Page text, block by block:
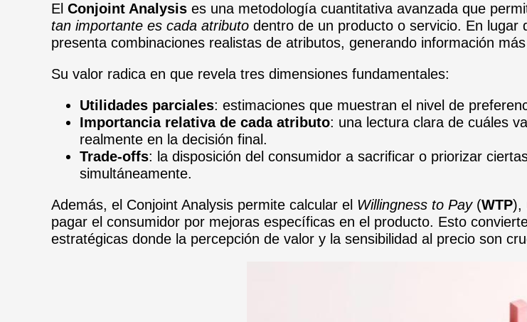
El Conjoint Analysises una metodología cuantitativa avanzada que
tan importante es cada atributodentro de un producto o servicio. En lugar
presenta combinaciones realistas de atributos, generando información
Su valor radica en que revela tres dimensiones fundamentales:
Utilidades parciales: estimaciones que muestran el nivel de
Importancia relativa de cada atributo: una lectura clara de cuáles
realmente en la decisión final.
Trade-offs: la disposición del consumidor a sacrificar o priorizar
simultáneamente.
Además, el Conjoint Analysis permite calcular el Willingness to Pay(WTP),
pagar el consumidor por mejoras específicas en el producto. Esto
estratégicas donde la percepción de valor y la sensibilidad al precio son